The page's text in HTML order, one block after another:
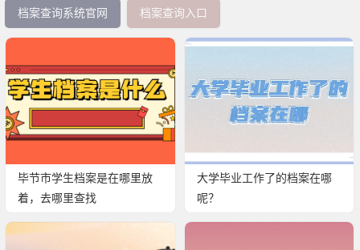
档案查询系统官网 档案查询入口
毕节市学生档案是在哪里放
着，去哪里查找
大学毕业工作了的档案在哪
呢？